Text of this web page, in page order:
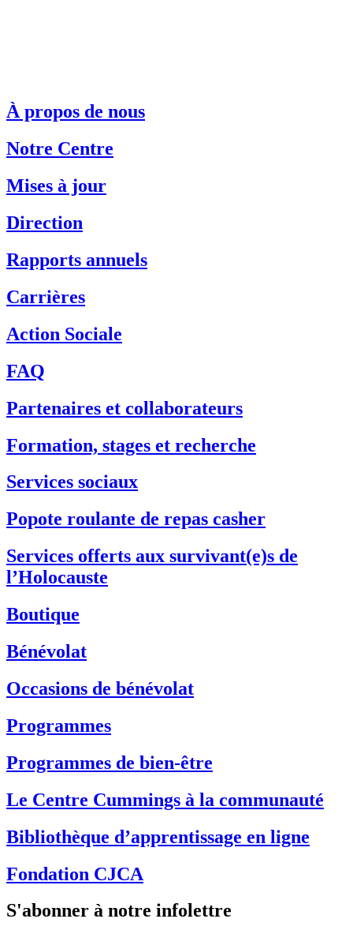
À propos de nous
Notre Centre
Mises à jour
Direction
Rapports annuels
Carrières
Action Sociale
FAQ
Partenaires et collaborateurs
Formation, stages et recherche
Services sociaux
Popote roulante de repas casher
Services offerts aux survivant(e)s de
l’Holocauste
Boutique
Bénévolat
Occasions de bénévolat
Programmes
Programmes de bien-être
Le Centre Cummings à la communauté
Bibliothèque d’apprentissage en ligne
Fondation CJCA
S'abonner à notre infolettre